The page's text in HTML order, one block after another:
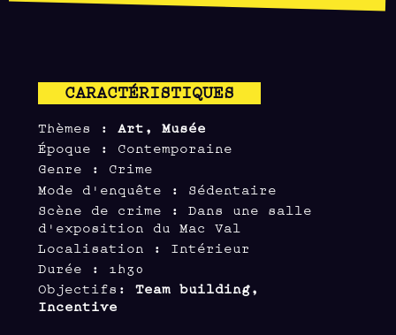
CARACTÉRISTIQUES
Thèmes :Art, Musée
Époque : Contemporaine
Genre : Crime
Mode d'enquête : Sédentaire
Scène de crime : Dans une salle
d'exposition du Mac Val
Localisation : Intérieur
Durée : 1h30
Objectifs:Team building,
Incentive